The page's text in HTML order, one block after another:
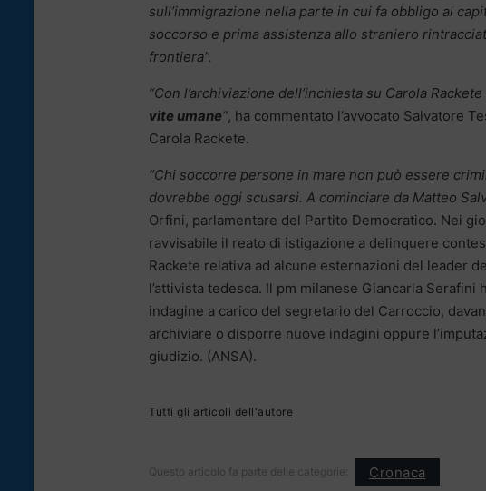
sull’immigrazione nella parte in cui fa obbligo al
soccorso e prima assistenza allo straniero
frontiera”.
“Con l’archiviazione dell’inchiesta su Carola
vite umane“, ha commentato l’avvocato Salvatore
Carola Rackete.
“Chi soccorre persone in mare non può essere
dovrebbe oggi scusarsi. A cominciare da Matteo
Orfini, parlamentare del Partito Democratico. Nei
ravvisabile il reato di istigazione a delinquere
Rackete relativa ad alcune esternazioni del leader
l’attivista tedesca. Il pm milanese Giancarla
indagine a carico del segretario del Carroccio,
archiviare o disporre nuove indagini oppure
giudizio. (ANSA).
Tutti gli articoli dell'autore
Questo articolo fa parte delle categorie: Cronaca